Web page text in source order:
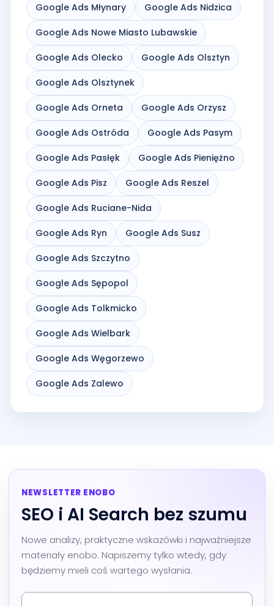
Google Ads Młynary Google Ads Nidzica
Google Ads Nowe Miasto Lubawskie
Google Ads Olecko Google Ads Olsztyn
Google Ads Olsztynek
Google Ads Orneta Google Ads Orzysz
Google Ads Ostróda Google Ads Pasym
Google Ads Pasłęk Google Ads Pieniężno
Google Ads Pisz Google Ads Reszel
Google Ads Ruciane-Nida
Google Ads Ryn Google Ads Susz
Google Ads Szczytno
Google Ads Sępopol
Google Ads Tolkmicko
Google Ads Wielbark
Google Ads Węgorzewo
Google Ads Zalewo
NEWSLETTER ENOBO
SEO i AI Search bez szumu
Nowe analizy, praktyczne wskazówki i najważniejsze
materiały enobo. Napiszemy tylko wtedy, gdy
będziemy mieli coś wartego wysłania.